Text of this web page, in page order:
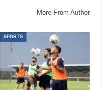
More From Author
SPORTS